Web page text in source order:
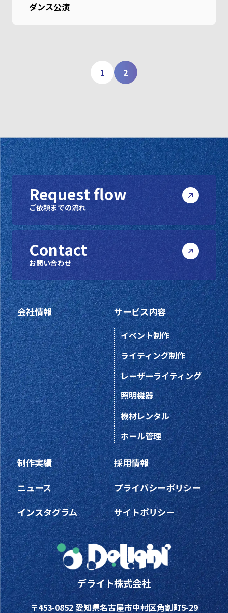
ダンス公演
1 2
Request flow
ご依頼までの流れ
Contact
お問い合わせ
会社情報 サービス内容
イベント制作
ライティング制作
レーザーライティング
照明機器
機材レンタル
ホール管理
制作実績
ニュース
インスタグラム
採用情報
プライバシーポリシー
サイトポリシー
デライト株式会社
〒453-0852 愛知県名古屋市中村区角割町5-29